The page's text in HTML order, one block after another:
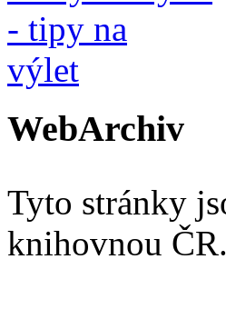
WebArchiv
Tyto stránky
knihovnou